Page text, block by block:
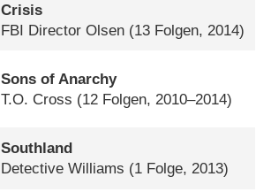
Crisis
FBI Director Olsen (13 Folgen, 2014)
Sons of Anarchy
T.O. Cross (12 Folgen, 2010–2014)
Southland
Detective Williams (1 Folge, 2013)